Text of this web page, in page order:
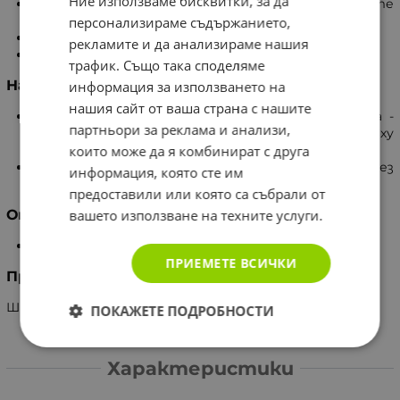
Осмоъгълна дръжка, за да сте сигурни, че четкате
под правилния ъгъл на почистване от 45 градуса.
Разработено и произведено в Швейцария.
Начин на употреба
Дръжте четката за зъби с ъгъл от 45 градуса -
половината върху зъбите, половината върху
венците.
Движете в малки, нежни кръгове - почти без
никакъв натиск. Нека четката за зъби да Ви води.
Опаковка
Производител
Швейцария, Curaden International AG
Характеристики
персонализираме съдържанието,
рекламите и да анализираме нашия
трафик. Също така споделяме
информация за използването на
нашия сайт от ваша страна с нашите
партньори за реклама и анализи,
които може да я комбинират с друга
информация, която сте им
предоставили или която са събрали от
вашето използване на техните услуги.
ПРИЕМЕТЕ ВСИЧКИ
ПОКАЖЕТЕ ПОДРОБНОСТИ